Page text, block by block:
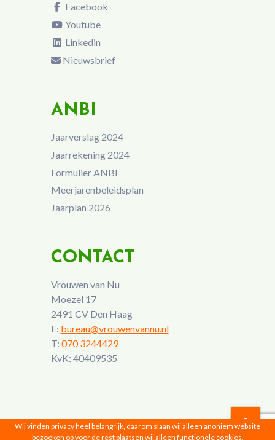
Facebook
Youtube
Linkedin
Nieuwsbrief
ANBI
Jaarverslag 2024
Jaarrekening 2024
Formulier ANBI
Meerjarenbeleidsplan
Jaarplan 2026
CONTACT
Vrouwen van Nu
Moezel 17
2491 CV Den Haag
E: bureau@vrouwenvannu.nl
T: 070 3244429
KvK: 40409535
Wij vinden privacy heel belangrijk, daarom slaan wij alleen anoniem website
bezoeken op voor de rest plaatsen wij alleen functionele cookies,